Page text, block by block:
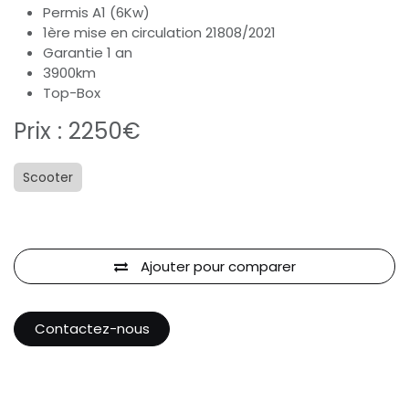
Permis A1 (6Kw)
1ère mise en circulation 21808/2021
Garantie 1 an
3900km
Top-Box
Prix : 2250€
Scooter
Ajouter pour comparer
Contactez-nous